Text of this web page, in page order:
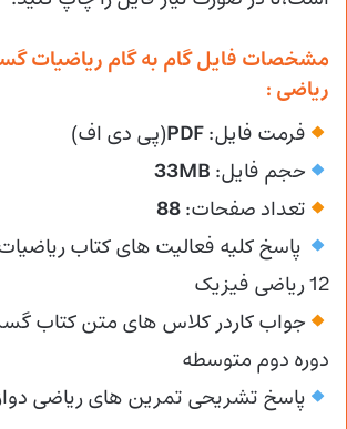
مشخصات فایل گام به گام ریاضیات
ریاضی :
فرمت فایل:PDF(پی دی اف)
حجم فایل: 33MB
تعداد صفحات:88
پاسخ کلیه فعالیت های کتاب
12 ریاضی فیزیک
جواب کاردر کلاس های متن کتاب
دوره دوم متوسطه
پاسخ تشریحی تمرین های ریاضی